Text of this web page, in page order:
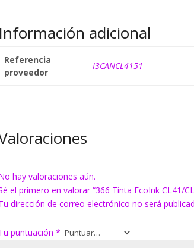
Información adicional
Referencia
proveedor
I3CANCL4151
hay valoraciones aún.
el primero en valorar “366 Tinta EcoInk CL41/
dirección de correo electrónico no será
puntuación*